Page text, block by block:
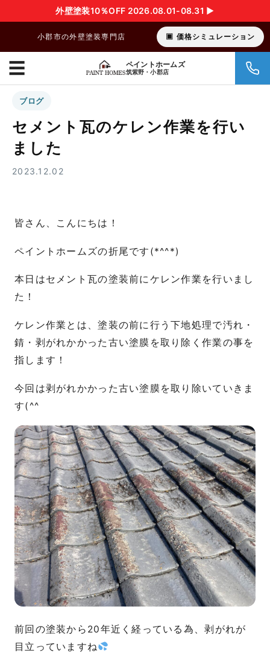
外壁塗装10％OFF 2026.08.01-08.31 ▶︎
小郡市の外壁塗装専門店 価格シミュレーション
ペイントホームズ
筑紫野・小郡店
☰
ブログ
セメント瓦のケレン作業を行い
ました
2023.12.02
皆さん、こんにちは！
ペイントホームズの折尾です(*^^*)
本日はセメント瓦の塗装前にケレン作業を行いまし
た！
ケレン作業とは、塗装の前に行う下地処理で汚れ・
錆・剥がれかかった古い塗膜を取り除く作業の事を
指します！
今回は剥がれかかった古い塗膜を取り除いていきま
す(^^ゞ
前回の塗装から20年近く経っている為、剥がれが
目立っていますね